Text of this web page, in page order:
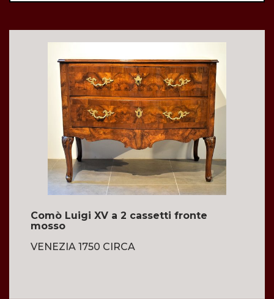
Comò Luigi XV a 2 cassetti fronte
mosso
VENEZIA 1750 CIRCA